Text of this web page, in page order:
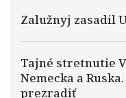
Zalužnyj zasadil
Tajné stretnutie
Nemecka a
prezradiť